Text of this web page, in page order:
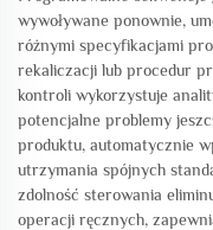
wywoływane ponownie,
różnymi specyfikacjami
rekaliczacji lub procedur
kontroli wykorzystuje
potencjalne problemy
produktu, automatycznie
utrzymania spójnych
zdolność sterowania
operacji ręcznych,